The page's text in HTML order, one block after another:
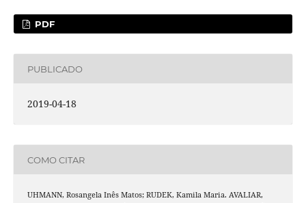
PDF
PUBLICADO
2019-04-18
COMO CITAR
UHMANN, Rosangela Inês Matos; RUDEK, Kamila Maria. AVALIAR,